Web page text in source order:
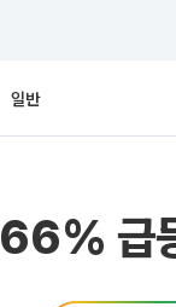
일반
급